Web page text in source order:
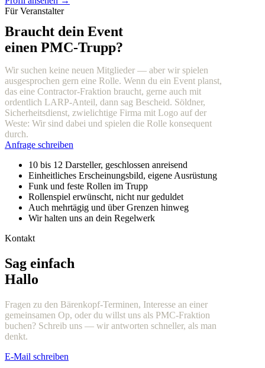
Für Veranstalter
Braucht dein Event
einen PMC-Trupp?
Wir suchen keine neuen Mitglieder — aber wir spielen
ausgesprochen gern eine Rolle. Wenn du ein Event planst,
das eine Contractor-Fraktion braucht, gerne auch mit
ordentlich LARP-Anteil, dann sag Bescheid. Söldner,
Sicherheitsdienst, zwielichtige Firma mit Logo auf der
Weste: Wir sind dabei und spielen die Rolle konsequent
durch.
Anfrage schreiben
10 bis 12 Darsteller, geschlossen anreisend
Einheitliches Erscheinungsbild, eigene Ausrüstung
Funk und feste Rollen im Trupp
Rollenspiel erwünscht, nicht nur geduldet
Auch mehrtägig und über Grenzen hinweg
Wir halten uns an dein Regelwerk
Kontakt
Sag einfach
Hallo
Fragen zu den Bärenkopf-Terminen, Interesse an einer
gemeinsamen Op, oder du willst uns als PMC-Fraktion
buchen? Schreib uns — wir antworten schneller, als man
denkt.
E-Mail schreiben